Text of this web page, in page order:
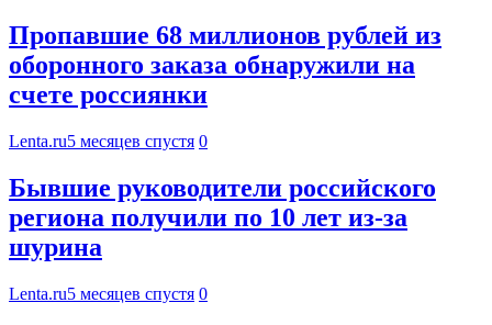
Пропавшие 68 миллионов рублей из
оборонного заказа обнаружили на
счете россиянки
Lenta.ru5 месяцев спустя 0
Бывшие руководители российского
региона получили по 10 лет из-за
шурина
Lenta.ru5 месяцев спустя 0